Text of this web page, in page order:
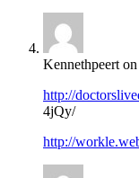
Kennethpeert on
http://
4jQy/
http://